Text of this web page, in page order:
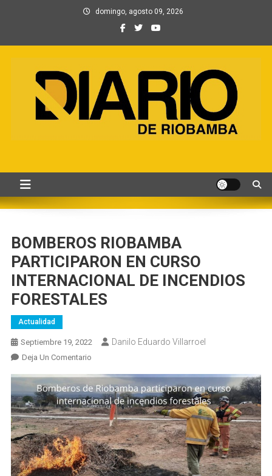
domingo, agosto 09, 2026
y Contenidos digitales
BOMBEROS RIOBAMBA
PARTICIPARON EN CURSO
INTERNACIONAL DE INCENDIOS
FORESTALES
Actualidad
Septiembre 19, 2022 Danilo Eduardo Villarroel
Deja Un ComentarioEn
RIOBAMBA
PARTICIPARON
EN
CURSO
INTERNACIONAL
DE
INCENDIOS